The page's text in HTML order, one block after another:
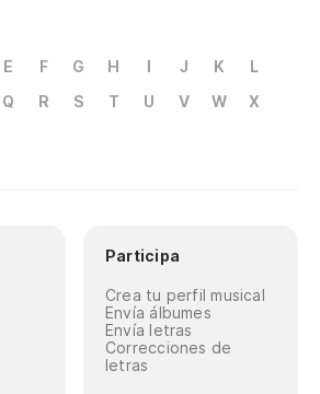
E F G H I J K
L
Q R S T U V W
X
Participa
Crea tu perfil musical
Envía álbumes
Envía letras
Correcciones de
letras